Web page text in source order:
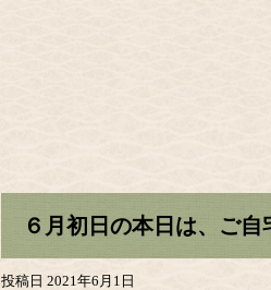
６月初日の本日は、ご自
投稿日 2021年6月1日